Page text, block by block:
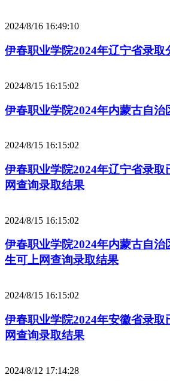
2024/8/16 16:49:10
伊春职业学院2024年辽宁省录取
2024/8/15 16:15:02
伊春职业学院2024年内蒙古自治
2024/8/15 16:15:02
伊春职业学院2024年辽宁省录取
网查询录取结果
2024/8/15 16:15:02
伊春职业学院2024年内蒙古自治
生可上网查询录取结果
2024/8/15 16:15:02
伊春职业学院2024年安徽省录取
网查询录取结果
2024/8/12 17:14:28